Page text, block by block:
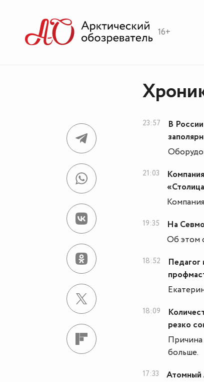
16+
23:57
В
21:03
19:35
На
Об этом
18:52
Педагог
18:09
резко
Причина
больше.
17:33
Атомный